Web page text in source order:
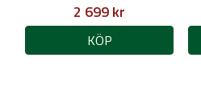
2 699 kr
KÖP